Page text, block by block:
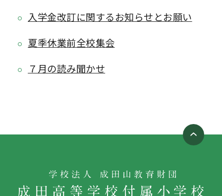
入学金改訂に関するお知らせとお願い
夏季休業前全校集会
７月の読み聞かせ